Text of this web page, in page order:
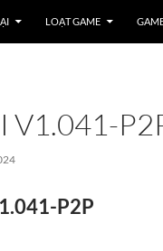
LOẠT GAME
V1.041-
P2P